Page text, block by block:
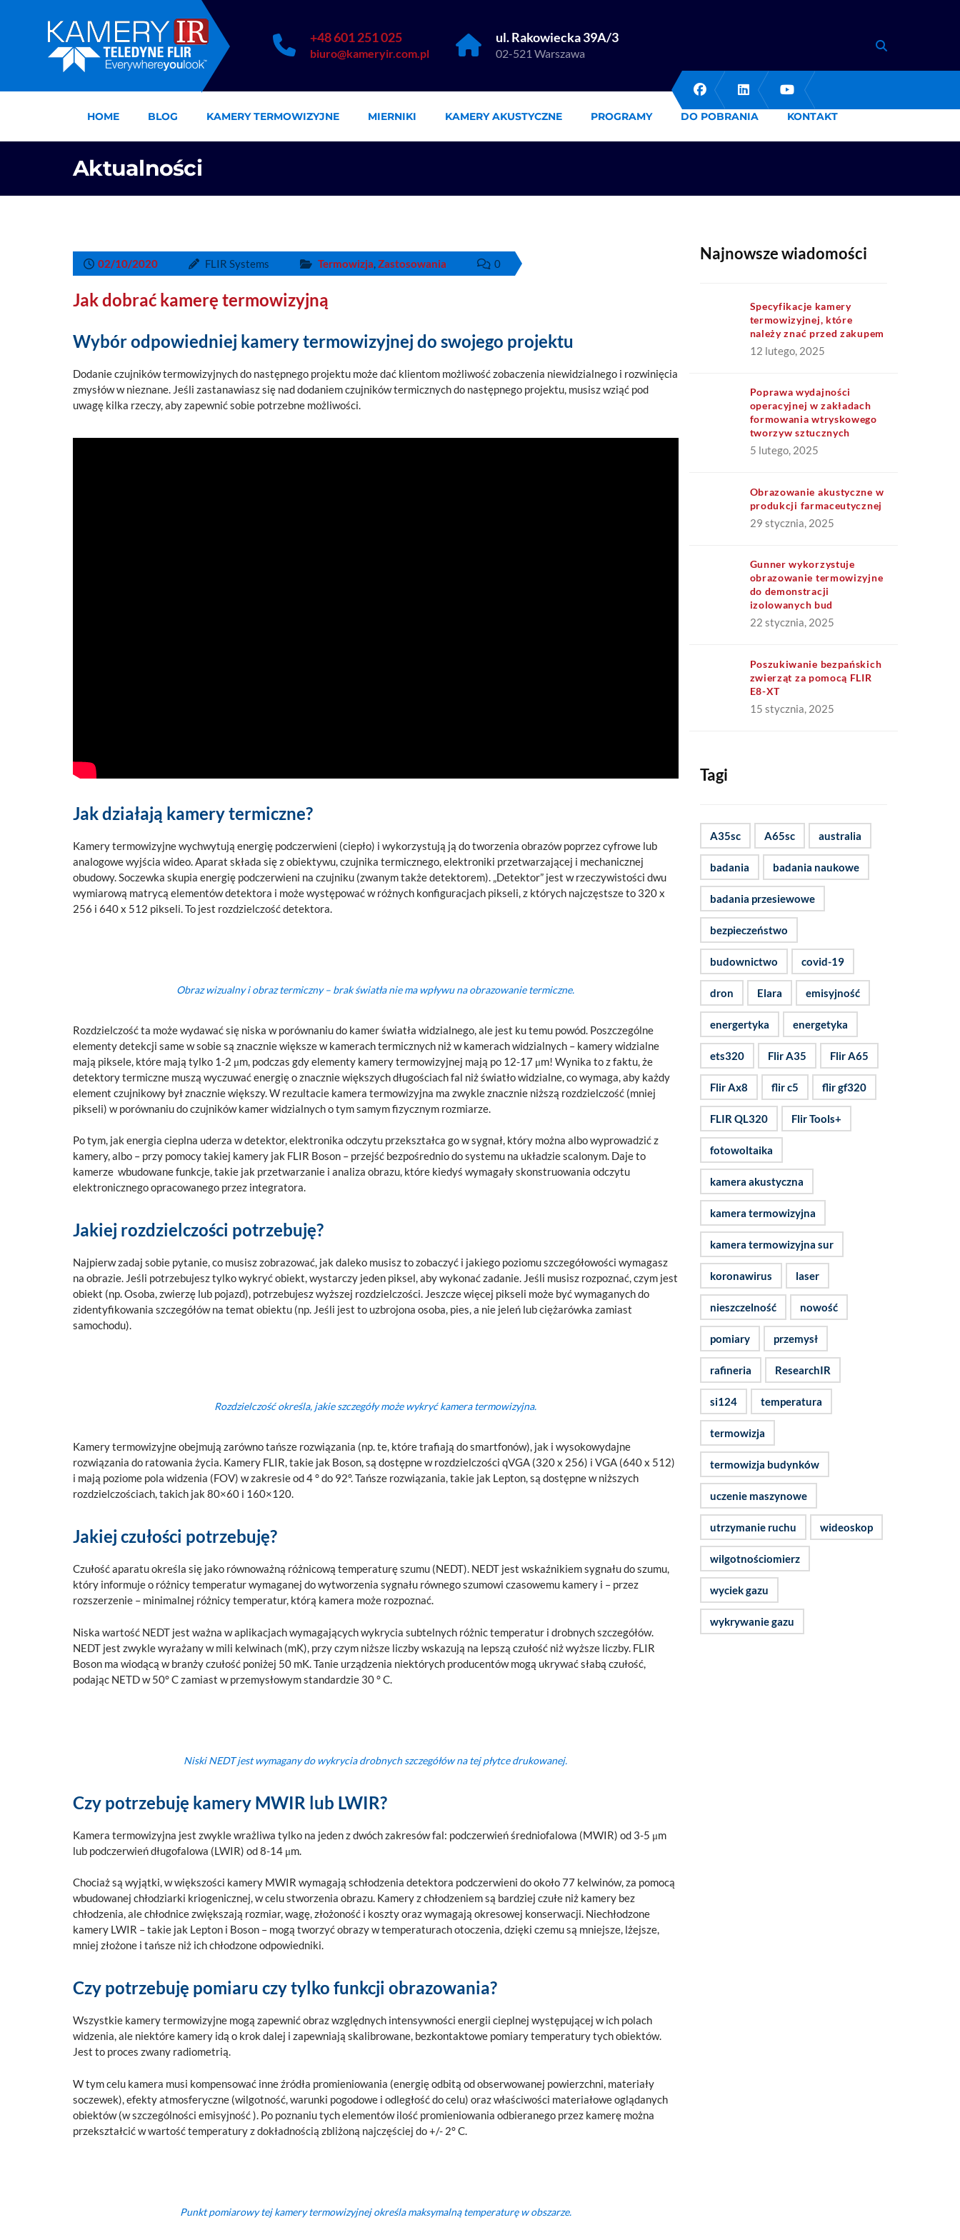
+48 601 251 025
biuro@kameryir.com.pl
ul. Rakowiecka 39A/3
02-521 Warszawa
HOME BLOG KAMERY TERMOWIZYJNE MIERNIKI KAMERY AKUSTYCZNE PROGRAMY DO POBRANIA KONTAKT
Aktualności
02/10/2020 FLIR Systems Termowizja,Zastosowania 0
Jak dobrać kamerę termowizyjną
Wybór odpowiedniej kamery termowizyjnej do swojego projektu
Dodanie czujników termowizyjnych do następnego projektu może dać klientom możliwość zobaczenia niewidzialnego i rozwinięcia
zmysłów w nieznane. Jeśli zastanawiasz się nad dodaniem czujników termicznych do następnego projektu, musisz wziąć pod
uwagę kilka rzeczy, aby zapewnić sobie potrzebne możliwości.
Jak działają kamery termiczne?
Kamery termowizyjne wychwytują energię podczerwieni (ciepło) i wykorzystują ją do tworzenia obrazów poprzez cyfrowe lub
analogowe wyjścia wideo. Aparat składa się z obiektywu, czujnika termicznego, elektroniki przetwarzającej i mechanicznej
obudowy. Soczewka skupia energię podczerwieni na czujniku (zwanym także detektorem). „Detektor” jest w rzeczywistości dwu
wymiarową matrycą elementów detektora i może występować w różnych konfiguracjach pikseli, z których najczęstsze to 320 x
256 i 640 x 512 pikseli. To jest rozdzielczość detektora.
Obraz wizualny i obraz termiczny – brak światła nie ma wpływu na obrazowanie termiczne.
Rozdzielczość ta może wydawać się niska w porównaniu do kamer światła widzialnego, ale jest ku temu powód. Poszczególne
elementy detekcji same w sobie są znacznie większe w kamerach termicznych niż w kamerach widzialnych – kamery widzialne
mają piksele, które mają tylko 1-2 μm, podczas gdy elementy kamery termowizyjnej mają po 12-17 μm! Wynika to z faktu, że
detektory termiczne muszą wyczuwać energię o znacznie większych długościach fal niż światło widzialne, co wymaga, aby każdy
element czujnikowy był znacznie większy. W rezultacie kamera termowizyjna ma zwykle znacznie niższą rozdzielczość (mniej
pikseli) w porównaniu do czujników kamer widzialnych o tym samym fizycznym rozmiarze.
Po tym, jak energia cieplna uderza w detektor, elektronika odczytu przekształca go w sygnał, który można albo wyprowadzić z
kamery, albo – przy pomocy takiej kamery jak FLIR Boson – przejść bezpośrednio do systemu na układzie scalonym. Daje to
kamerze wbudowane funkcje, takie jak przetwarzanie i analiza obrazu, które kiedyś wymagały skonstruowania odczytu
elektronicznego opracowanego przez integratora.
Jakiej rozdzielczości potrzebuję?
Najpierw zadaj sobie pytanie, co musisz zobrazować, jak daleko musisz to zobaczyć i jakiego poziomu szczegółowości wymagasz
na obrazie. Jeśli potrzebujesz tylko wykryć obiekt, wystarczy jeden piksel, aby wykonać zadanie. Jeśli musisz rozpoznać, czym jest
obiekt (np. Osoba, zwierzę lub pojazd), potrzebujesz wyższej rozdzielczości. Jeszcze więcej pikseli może być wymaganych do
zidentyfikowania szczegółów na temat obiektu (np. Jeśli jest to uzbrojona osoba, pies, a nie jeleń lub ciężarówka zamiast
samochodu).
Rozdzielczość określa, jakie szczegóły może wykryć kamera termowizyjna.
Kamery termowizyjne obejmują zarówno tańsze rozwiązania (np. te, które trafiają do smartfonów), jak i wysokowydajne
rozwiązania do ratowania życia. Kamery FLIR, takie jak Boson, są dostępne w rozdzielczości qVGA (320 x 256) i VGA (640 x 512)
i mają poziome pola widzenia (FOV) w zakresie od 4 ° do 92°. Tańsze rozwiązania, takie jak Lepton, są dostępne w niższych
rozdzielczościach, takich jak 80×60 i 160×120.
Jakiej czułości potrzebuję?
Czułość aparatu określa się jako równoważną różnicową temperaturę szumu (NEDT). NEDT jest wskaźnikiem sygnału do szumu,
który informuje o różnicy temperatur wymaganej do wytworzenia sygnału równego szumowi czasowemu kamery i – przez
rozszerzenie – minimalnej różnicy temperatur, którą kamera może rozpoznać.
Niska wartość NEDT jest ważna w aplikacjach wymagających wykrycia subtelnych różnic temperatur i drobnych szczegółów.
NEDT jest zwykle wyrażany w mili kelwinach (mK), przy czym niższe liczby wskazują na lepszą czułość niż wyższe liczby. FLIR
Boson ma wiodącą w branży czułość poniżej 50 mK. Tanie urządzenia niektórych producentów mogą ukrywać słabą czułość,
podając NETD w 50° C zamiast w przemysłowym standardzie 30 ° C.
Niski NEDT jest wymagany do wykrycia drobnych szczegółów na tej płytce drukowanej.
Czy potrzebuję kamery MWIR lub LWIR?
Kamera termowizyjna jest zwykle wrażliwa tylko na jeden z dwóch zakresów fal: podczerwień średniofalowa (MWIR) od 3-5 μm
lub podczerwień długofalowa (LWIR) od 8-14 μm.
Chociaż są wyjątki, w większości kamery MWIR wymagają schłodzenia detektora podczerwieni do około 77 kelwinów, za pomocą
wbudowanej chłodziarki kriogenicznej, w celu stworzenia obrazu. Kamery z chłodzeniem są bardziej czułe niż kamery bez
chłodzenia, ale chłodnice zwiększają rozmiar, wagę, złożoność i koszty oraz wymagają okresowej konserwacji. Niechłodzone
kamery LWIR – takie jak Lepton i Boson – mogą tworzyć obrazy w temperaturach otoczenia, dzięki czemu są mniejsze, lżejsze,
mniej złożone i tańsze niż ich chłodzone odpowiedniki.
Czy potrzebuję pomiaru czy tylko funkcji obrazowania?
Wszystkie kamery termowizyjne mogą zapewnić obraz względnych intensywności energii cieplnej występującej w ich polach
widzenia, ale niektóre kamery idą o krok dalej i zapewniają skalibrowane, bezkontaktowe pomiary temperatury tych obiektów.
Jest to proces zwany radiometrią.
W tym celu kamera musi kompensować inne źródła promieniowania (energię odbitą od obserwowanej powierzchni, materiały
soczewek), efekty atmosferyczne (wilgotność, warunki pogodowe i odległość do celu) oraz właściwości materiałowe oglądanych
obiektów (w szczególności emisyjność ). Po poznaniu tych elementów ilość promieniowania odbieranego przez kamerę można
przekształcić w wartość temperatury z dokładnością zbliżoną najczęściej do +/- 2° C.
Punkt pomiarowy tej kamery termowizyjnej określa maksymalną temperaturę w obszarze.
Najnowsze wiadomości
Specyfikacje kamery
termowizyjnej, które
należy znać przed zakupem
12 lutego, 2025
Poprawa wydajności
operacyjnej w zakładach
formowania wtryskowego
tworzyw sztucznych
5 lutego, 2025
Obrazowanie akustyczne w
produkcji farmaceutycznej
29 stycznia, 2025
Gunner wykorzystuje
obrazowanie termowizyjne
do demonstracji
izolowanych bud
22 stycznia, 2025
Poszukiwanie bezpańskich
zwierząt za pomocą FLIR
E8-XT
15 stycznia, 2025
Tagi
A35sc A65sc australia
badania badania naukowe
badania przesiewowe
bezpieczeństwo
budownictwo covid-19
dron Elara emisyjność
energertyka energetyka
ets320 Flir A35 Flir A65
Flir Ax8 flir c5 flir gf320
FLIR QL320 Flir Tools+
fotowoltaika
kamera akustyczna
kamera termowizyjna
kamera termowizyjna sur
koronawirus laser
nieszczelność nowość
pomiary przemysł
rafineria ResearchIR
si124 temperatura
termowizja
termowizja budynków
uczenie maszynowe
utrzymanie ruchu wideoskop
wilgotnościomierz
wyciek gazu
wykrywanie gazu